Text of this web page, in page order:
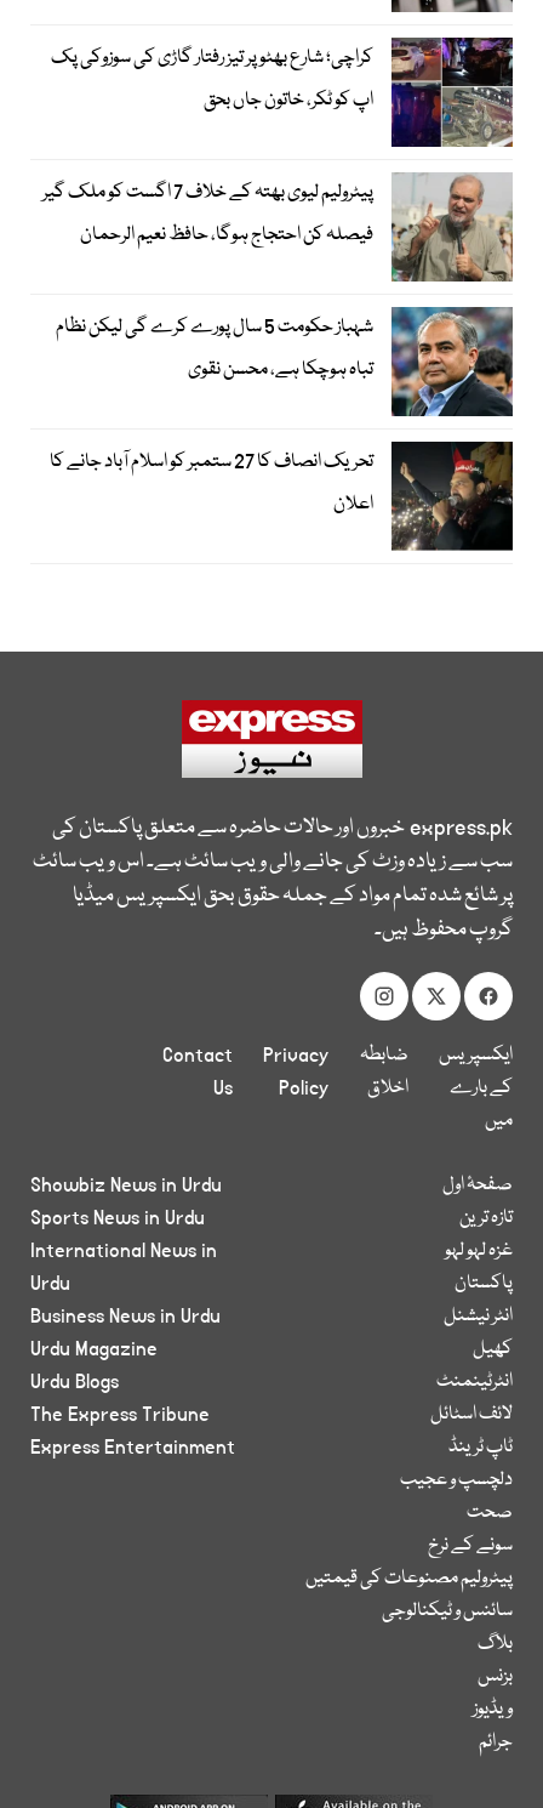
کراچی؛ شارع بھٹو پر تیز رفتار گاڑی کی سوزوکی پک
اپ کو ٹکر، خاتون جاں بحق
پیٹرولیم لیوی بھتہ کے خلاف 7 اگست کو ملک گیر
فیصلہ کن احتجاج ہوگا، حافظ نعیم الرحمان
شہباز حکومت 5 سال پورے کرے گی لیکن نظام
تباہ ہوچکا ہے، محسن نقوی
تحریک انصاف کا 27 ستمبر کو اسلام آباد جانے کا
اعلان
express.pkخبروں اور حالات حاضرہ سے متعلق پاکستان کی
سب سے زیادہ وزٹ کی جانے والی ویب سائٹ ہے۔ اس ویب سائٹ
پر شائع شدہ تمام مواد کے جملہ حقوق بحق ایکسپریس میڈیا
گروپ محفوظ ہیں۔
ایکسپریس
کے بارے
میں
ضابطہ
اخلاق
Privacy
Policy
Contact
Us
صفحۂ اول
تازہ ترین
غزہ لہو لہو
پاکستان
انٹر نیشنل
کھیل
انٹرٹینمنٹ
لائف اسٹائل
ٹاپ ٹرینڈ
دلچسپ و عجیب
صحت
سونے کے نرخ
پیٹرولیم مصنوعات کی قیمتیں
سائنس و ٹیکنالوجی
بلاگ
بزنس
ویڈیوز
جرائم
Showbiz News in Urdu
Sports News in Urdu
International News in
Urdu
Business News in Urdu
Urdu Magazine
Urdu Blogs
The Express Tribune
Express Entertainment